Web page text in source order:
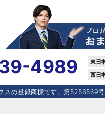
4989
スの登録商標です。第5256569号